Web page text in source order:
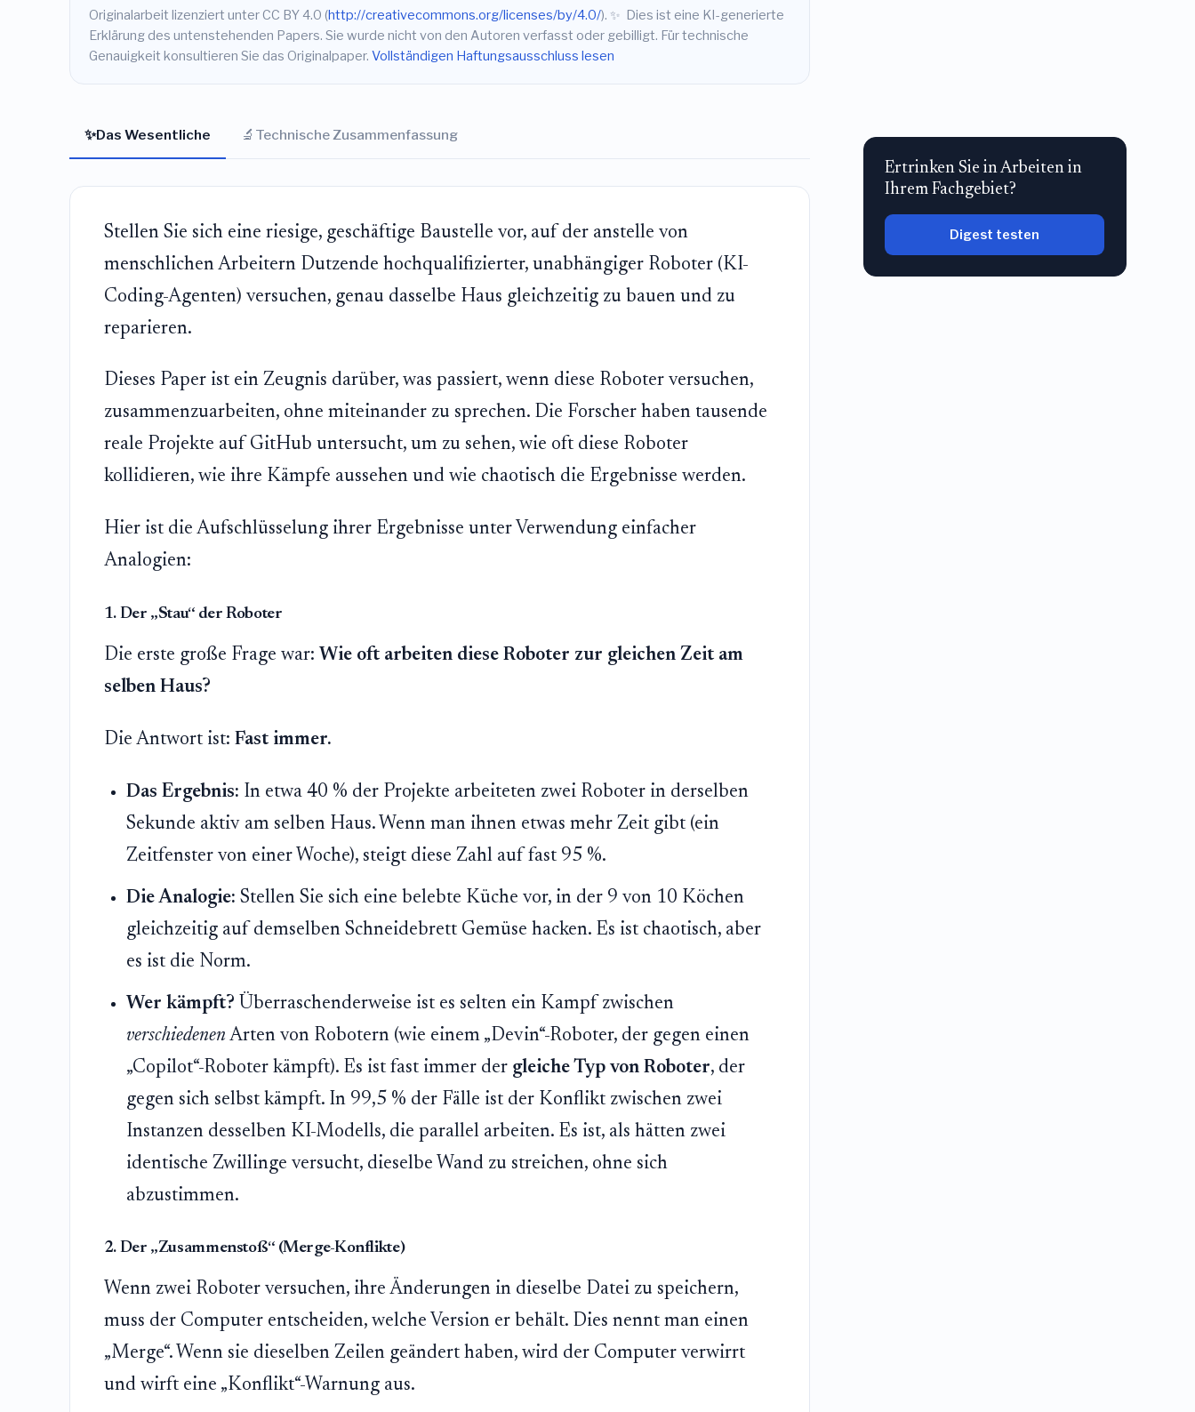
Originalarbeit lizenziert unter CC BY 4.0 (http://creativecommons.org/licenses/by/4.0/). ✨ Dies ist eine KI-generierte
Erklärung des untenstehenden Papers. Sie wurde nicht von den Autoren verfasst oder gebilligt. Für technische
Genauigkeit konsultieren Sie das Originalpaper. Vollständigen Haftungsausschluss lesen
✨Das Wesentliche 🔬 Technische Zusammenfassung
Stellen Sie sich eine riesige, geschäftige Baustelle vor, auf der anstelle von
menschlichen Arbeitern Dutzende hochqualifizierter, unabhängiger Roboter (KI-
Coding-Agenten) versuchen, genau dasselbe Haus gleichzeitig zu bauen und zu
reparieren.
Dieses Paper ist ein Zeugnis darüber, was passiert, wenn diese Roboter versuchen,
zusammenzuarbeiten, ohne miteinander zu sprechen. Die Forscher haben tausende
reale Projekte auf GitHub untersucht, um zu sehen, wie oft diese Roboter
kollidieren, wie ihre Kämpfe aussehen und wie chaotisch die Ergebnisse werden.
Hier ist die Aufschlüsselung ihrer Ergebnisse unter Verwendung einfacher
Analogien:
1. Der „Stau“ der Roboter
Die erste große Frage war: Wie oft arbeiten diese Roboter zur gleichen Zeit am
selben Haus?
Die Antwort ist: Fast immer.
Das Ergebnis: In etwa 40 % der Projekte arbeiteten zwei Roboter in derselben
Sekunde aktiv am selben Haus. Wenn man ihnen etwas mehr Zeit gibt (ein
Zeitfenster von einer Woche), steigt diese Zahl auf fast 95 %.
Die Analogie: Stellen Sie sich eine belebte Küche vor, in der 9 von 10 Köchen
gleichzeitig auf demselben Schneidebrett Gemüse hacken. Es ist chaotisch, aber
es ist die Norm.
Wer kämpft? Überraschenderweise ist es selten ein Kampf zwischen
verschiedenenArten von Robotern (wie einem „Devin“-Roboter, der gegen einen
„Copilot“-Roboter kämpft). Es ist fast immer der gleiche Typ von Roboter, der
gegen sich selbst kämpft. In 99,5 % der Fälle ist der Konflikt zwischen zwei
Instanzen desselben KI-Modells, die parallel arbeiten. Es ist, als hätten zwei
identische Zwillinge versucht, dieselbe Wand zu streichen, ohne sich
abzustimmen.
2. Der „Zusammenstoß“ (Merge-Konflikte)
Wenn zwei Roboter versuchen, ihre Änderungen in dieselbe Datei zu speichern,
muss der Computer entscheiden, welche Version er behält. Dies nennt man einen
„Merge“. Wenn sie dieselben Zeilen geändert haben, wird der Computer verwirrt
und wirft eine „Konflikt“-Warnung aus.
Ertrinken Sie in Arbeiten in
Ihrem Fachgebiet?
Digest testen